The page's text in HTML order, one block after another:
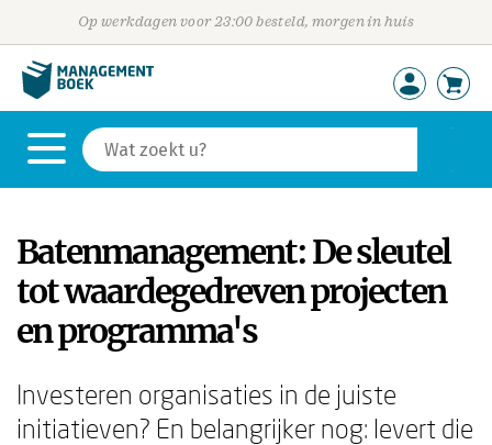
Op werkdagen voor 23:00 besteld, morgen in huis
Batenmanagement: De sleutel
tot waardegedreven projecten
en programma's
Investeren organisaties in de juiste
initiatieven? En belangrijker nog: levert die